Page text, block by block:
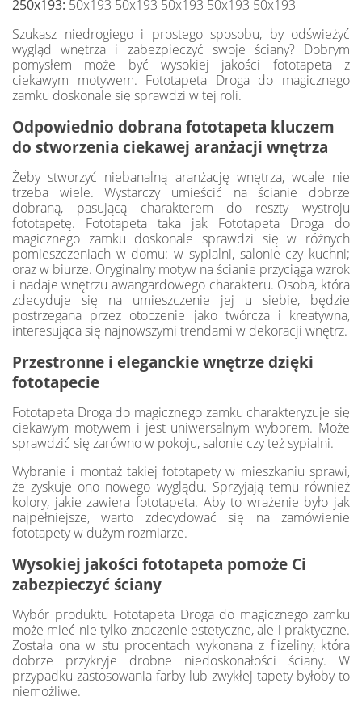
250x193: 50x193 50x193 50x193 50x193 50x193
Szukasz niedrogiego i prostego sposobu, by odświeżyć
wygląd wnętrza i zabezpieczyć swoje ściany? Dobrym
pomysłem może być wysokiej jakości fototapeta z
ciekawym motywem. Fototapeta Droga do magicznego
zamku doskonale się sprawdzi w tej roli.
Odpowiednio dobrana fototapeta kluczem
do stworzenia ciekawej aranżacji wnętrza
Żeby stworzyć niebanalną aranżację wnętrza, wcale nie
trzeba wiele. Wystarczy umieścić na ścianie dobrze
dobraną, pasującą charakterem do reszty wystroju
fototapetę. Fototapeta taka jak Fototapeta Droga do
magicznego zamku doskonale sprawdzi się w różnych
pomieszczeniach w domu: w sypialni, salonie czy kuchni;
oraz w biurze. Oryginalny motyw na ścianie przyciąga wzrok
i nadaje wnętrzu awangardowego charakteru. Osoba, która
zdecyduje się na umieszczenie jej u siebie, będzie
postrzegana przez otoczenie jako twórcza i kreatywna,
interesująca się najnowszymi trendami w dekoracji wnętrz.
Przestronne i eleganckie wnętrze dzięki
fototapecie
Fototapeta Droga do magicznego zamku charakteryzuje się
ciekawym motywem i jest uniwersalnym wyborem. Może
sprawdzić się zarówno w pokoju, salonie czy też sypialni.
Wybranie i montaż takiej fototapety w mieszkaniu sprawi,
że zyskuje ono nowego wyglądu. Sprzyjają temu również
kolory, jakie zawiera fototapeta. Aby to wrażenie było jak
najpełniejsze, warto zdecydować się na zamówienie
fototapety w dużym rozmiarze.
Wysokiej jakości fototapeta pomoże Ci
zabezpieczyć ściany
Wybór produktu Fototapeta Droga do magicznego zamku
może mieć nie tylko znaczenie estetyczne, ale i praktyczne.
Została ona w stu procentach wykonana z flizeliny, która
dobrze przykryje drobne niedoskonałości ściany. W
przypadku zastosowania farby lub zwykłej tapety byłoby to
niemożliwe.